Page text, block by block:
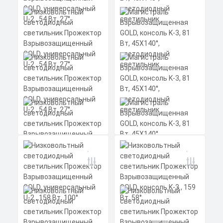
алюминиевый профиль
(анодированный), вторичная
оптика из акрила (ПММА) с
силиконовой прокладкой.
Заказать
Скачать
КП
Магистраль
Взрывозащищенная
GOLD, консоль K-3, 81
Вт, 45X140°,
светодиодный